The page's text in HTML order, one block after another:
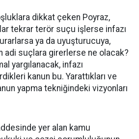
dikkat çeken Poyraz,
tekrar terör suçu işlerse infazı
ya da uyuşturucuya,
adi suçlara girerlerse ne olacak?
yargılanacak, infazı
kanun bu. Yarattıkları ve
yapma tekniğindeki vizyonları
yer alan kamu